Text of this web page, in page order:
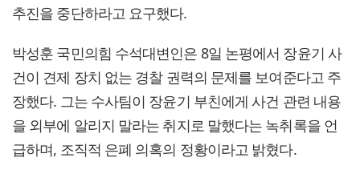
추진을 중단하라고 요구했다.
박성훈 국민의힘 수석대변인은 8일 논평에서 장윤기 사
건이 견제 장치 없는 경찰 권력의 문제를 보여준다고 주
장했다. 그는 수사팀이 장윤기 부친에게 사건 관련 내용
을 외부에 알리지 말라는 취지로 말했다는 녹취록을 언
급하며, 조직적 은폐 의혹의 정황이라고 밝혔다.